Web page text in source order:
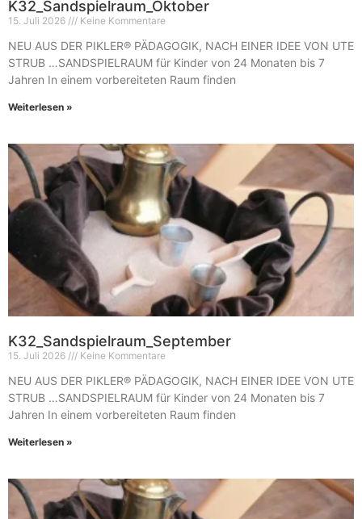
K32_Sandspielraum_Oktober
15. Juli 2026 Keine Kommentare
NEU AUS DER PIKLER® PÄDAGOGIK, NACH EINER IDEE VON UTE
STRUB …SANDSPIELRAUM für Kinder von 24 Monaten bis 7
Jahren In einem vorbereiteten Raum finden
Weiterlesen »
K32_Sandspielraum_September
15. Juli 2026 Keine Kommentare
NEU AUS DER PIKLER® PÄDAGOGIK, NACH EINER IDEE VON UTE
STRUB …SANDSPIELRAUM für Kinder von 24 Monaten bis 7
Jahren In einem vorbereiteten Raum finden
Weiterlesen »